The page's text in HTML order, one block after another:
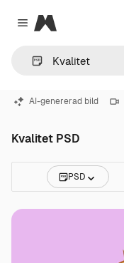
Close menu
Magnific
AI-genererad bild
Kvalitet PSD
PSD